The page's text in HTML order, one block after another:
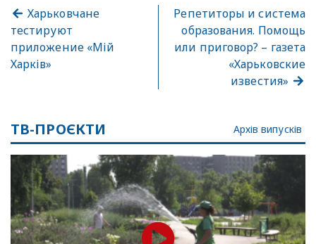
Харьковчане
тестируют
приложение «Мій
Харків»
Репетиторы и система
образования. Помощь
или приговор? – газета
«Харьковские
известия»
ТВ-ПРОЄКТИ Архів випусків